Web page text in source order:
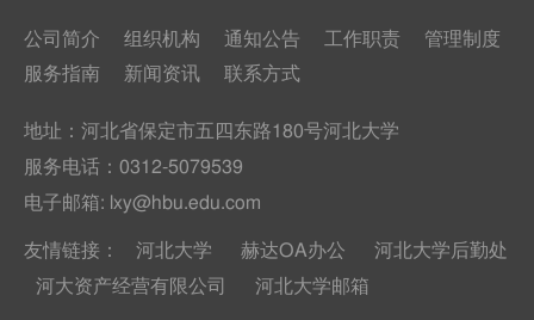
公司简介 组织机构 通知公告 工作职责
管理制度
服务指南
新闻资讯 联系方式
地址：河北省保定市五四东路180号河北大学
服务电话： 0312-5079539
电子邮箱: lxy@hbu.edu.com
友情链接： 河北大学 赫达OA办公
河北大学后勤处
河大资产经营有限公司
河北大学邮箱